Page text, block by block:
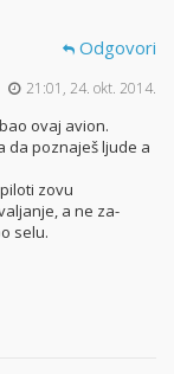
Odgovori
21:01, 24. okt. 2014.
ovaj avion.
da poznaješ ljude a
zovu
a ne za-
selu.